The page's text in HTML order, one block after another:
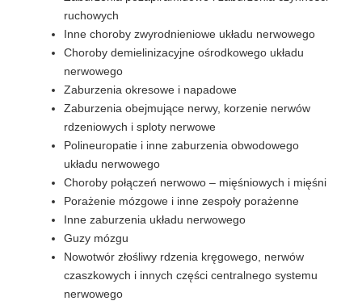
ruchowych
Inne choroby zwyrodnieniowe układu nerwowego
Choroby demielinizacyjne ośrodkowego układu
nerwowego
Zaburzenia okresowe i napadowe
Zaburzenia obejmujące nerwy, korzenie nerwów
rdzeniowych i sploty nerwowe
Polineuropatie i inne zaburzenia obwodowego
układu nerwowego
Choroby połączeń nerwowo – mięśniowych i mięśni
Porażenie mózgowe i inne zespoły porażenne
Inne zaburzenia układu nerwowego
Guzy mózgu
Nowotwór złośliwy rdzenia kręgowego, nerwów
czaszkowych i innych części centralnego systemu
nerwowego